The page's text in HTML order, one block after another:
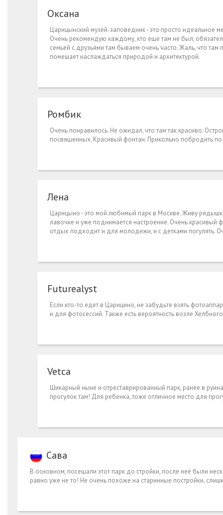
Оксана
Царицынский музей-заповедник - это просто идеальное
Очень рекомендую каждому, кто еще там не был,
семьей с друзьями там бываем очень часто. Жаль, что
помешает наслаждаться природой и архитектурой.
Ромбик
Очень понравилось. Не ожидал, что там так красиво.
посвященных. Красивый фонтан. Прикольно побродить
Лена
Царицыно - это мой любимый парк в Москве. Живу
лавочке и уже поднимается настроение. Очень красивый
отдых подходит и для молодежи, и с детками погулять.
Futurealyst
Если кто-то едет в Царицино, не забудьте взять
и для фотосессий. Также есть вероятность возле
Vetca
Шикарный ныне и отреставрированный парк, ранее в
прогулок там! Для ребенка, тоже отличное место для
Сава
В основном, посещали этот парк до стройки, после неё были
равно уже не то! Не очень похоже на старинные постройки,